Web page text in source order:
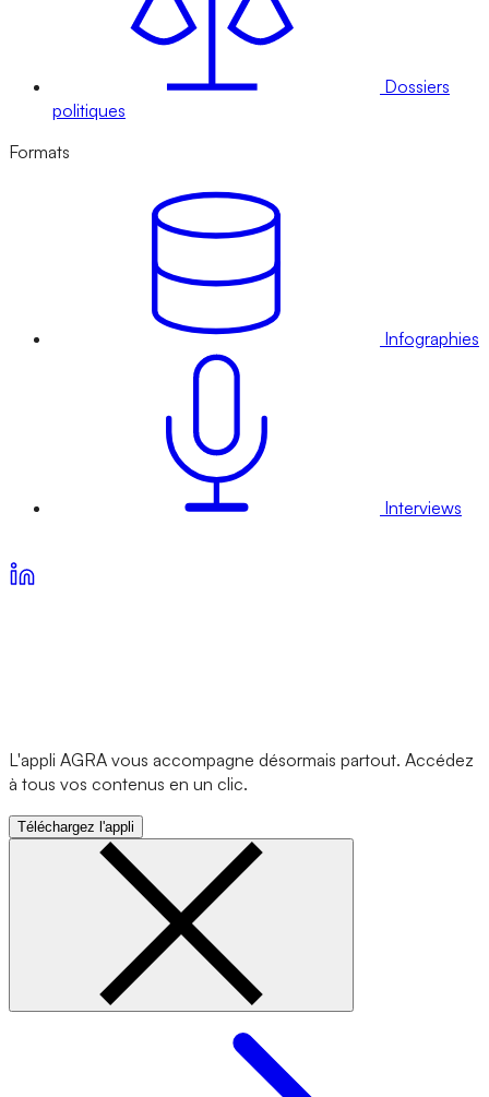
Dossiers
politiques
Formats
Infographies
Interviews
L'appli AGRA vous accompagne désormais partout. Accédez
à tous vos contenus en un clic.
Téléchargez l'appli